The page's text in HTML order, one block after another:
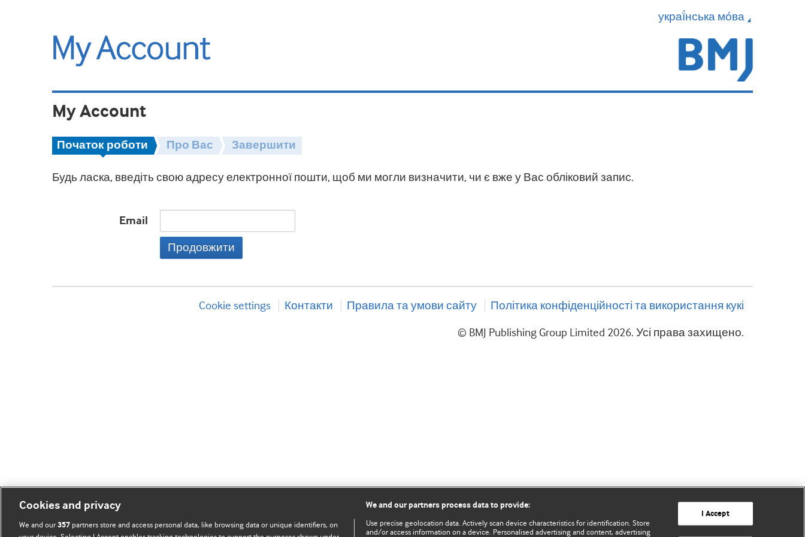
украї́нська мо́ва
My Account
Початок роботи Про Вас Завершити
Будь ласка, введіть свою адресу електронної пошти, щоб ми могли визначити, чи є вже у Вас обліковий запис.
Email
Продовжити
Cookie settings Контакти Правила та умови сайту Політика конфіденційності та використання кукі
© BMJ Publishing Group Limited 2026. Усі права захищено.
Cookies and privacy
We and our357 partners store and access personal data, like browsing data or unique identifiers, on
We and our partners process data to provide:
Use precise geolocation data. Actively scan device characteristics for identification. Store
and/or access information on a device. Personalised advertising and content, advertising
I Accept